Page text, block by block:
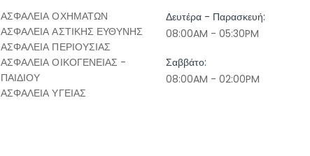
ΑΣΦΑΛΕΙΑ ΟΧΗΜΑΤΩΝ
ΑΣΦΑΛΕΙΑ ΑΣΤΙΚΗΣ ΕΥΘΥΝΗΣ
ΑΣΦΑΛΕΙΑ ΠΕΡΙΟΥΣΙΑΣ
ΑΣΦΑΛΕΙΑ ΟΙΚΟΓΕΝΕΙΑΣ -
ΠΑΙΔΙΟΥ
ΑΣΦΑΛΕΙΑ ΥΓΕΙΑΣ
Δευτέρα - Παρασκευή:
08:00AM - 05:30PM
Σαββάτο:
08:00AM - 02:00PM